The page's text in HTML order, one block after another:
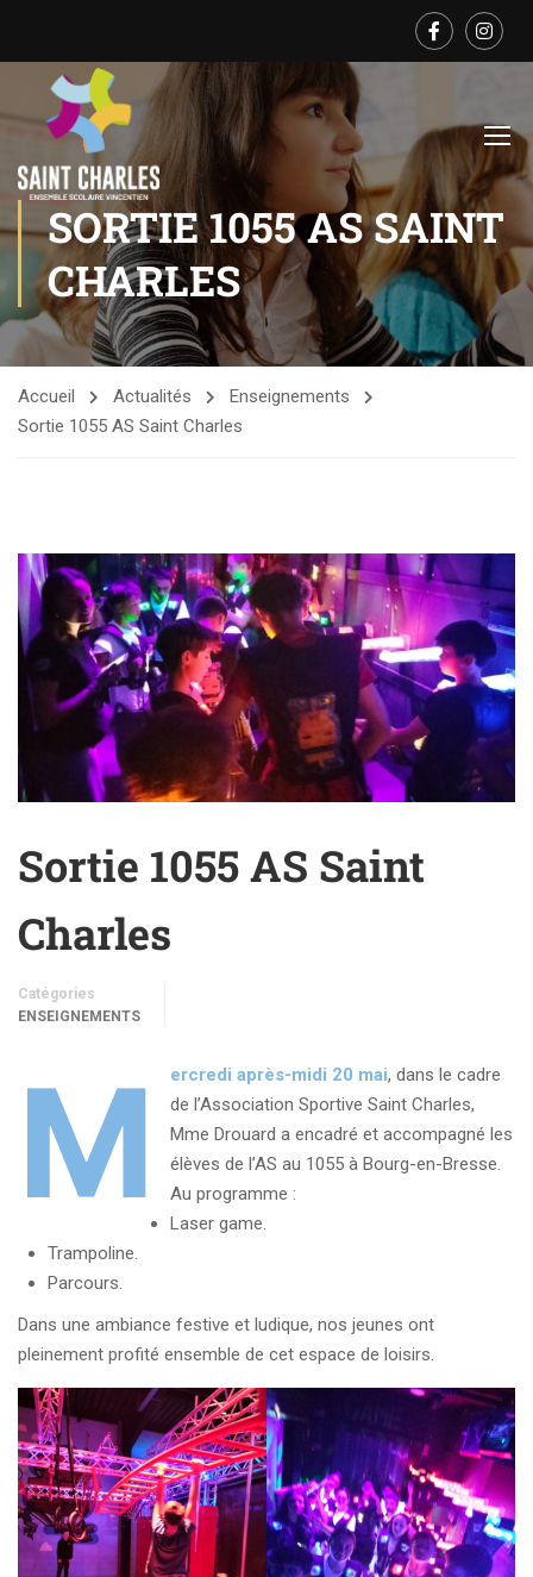
SORTIE 1055 AS SAINT
CHARLES
Accueil Actualités
Enseignements
Sortie 1055 AS Saint Charles
Sortie 1055 AS Saint
Charles
Catégories
ENSEIGNEMENTS
M ercredi après-midi 20 mai, dans le cadre
de l’Association Sportive Saint Charles,
Mme Drouard a encadré et accompagné les
élèves de l’AS au 1055 à Bourg-en-Bresse.
Au programme :
Laser game.
Trampoline.
Parcours.
Dans une ambiance festive et ludique, nos jeunes ont
pleinement profité ensemble de cet espace de loisirs.